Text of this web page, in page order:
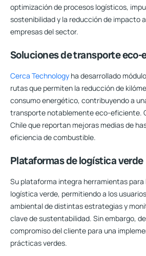
optimización de procesos logísticos,
sostenibilidad y la reducción de impacto
empresas del sector.
Soluciones de transporte
Cerca Technology ha desarrollado
rutas que permiten la reducción de
consumo energético, contribuyendo a
transporte notablemente eco-eficiente.
Chile que reportan mejoras medias de
eficiencia de combustible.
Plataformas de logística verde
Su plataforma integra herramientas
logística verde, permitiendo a los
ambiental de distintas estrategias y
clave de sustentabilidad. Sin embargo,
compromiso del cliente para una
prácticas verdes.